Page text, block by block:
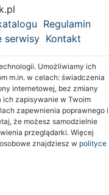
Regulamin
serwisy Kontakt
Umożliwiamy ich
m.in. w celach: świadczenia
internetowej, bez zmiany
ich zapisywanie w Twoim
zapewnienia poprawnego i
że możesz samodzielnie
przeglądarki. Więcej
znajdziesz w polityce